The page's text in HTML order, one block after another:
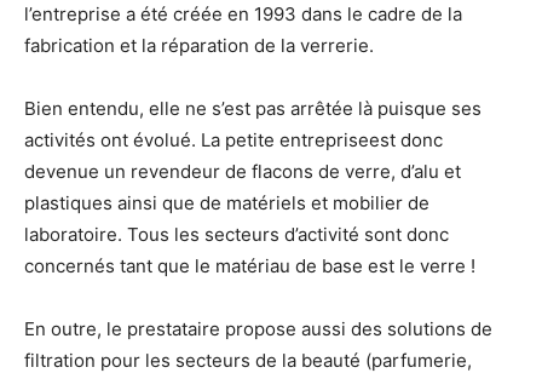
l’entreprise a été créée en 1993 dans le cadre de la
fabrication et la réparation de la verrerie.
Bien entendu, elle ne s’est pas arrêtée là puisque ses
activités ont évolué. La petite entrepriseest donc
devenue un revendeur de flacons de verre, d’alu et
plastiques ainsi que de matériels et mobilier de
laboratoire. Tous les secteurs d’activité sont donc
concernés tant que le matériau de base est le verre !
En outre, le prestataire propose aussi des solutions de
filtration pour les secteurs de la beauté (parfumerie,